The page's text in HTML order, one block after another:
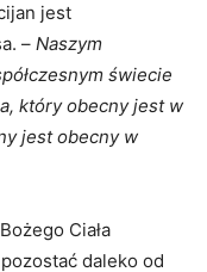
jest
– Naszym
świecie
który obecny jest w
jest obecny w
Ciała
daleko od